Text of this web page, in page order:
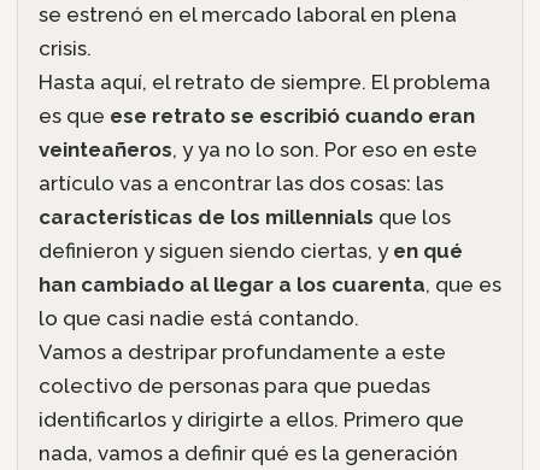
se estrenó en el mercado laboral en plena
crisis.
Hasta aquí, el retrato de siempre. El problema
es que ese retrato se escribió cuando eran
veinteañeros, y ya no lo son. Por eso en este
artículo vas a encontrar las dos cosas: las
características de los millennials que los
definieron y siguen siendo ciertas, y en qué
han cambiado al llegar a los cuarenta, que es
lo que casi nadie está contando.
Vamos a destripar profundamente a este
colectivo de personas para que puedas
identificarlos y dirigirte a ellos. Primero que
nada, vamos a definir qué es la generación